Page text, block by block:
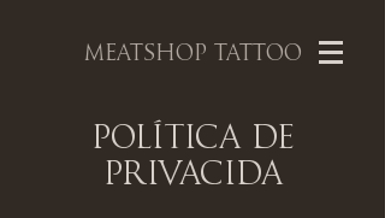
MEATSHOP TATTOO
Política de
Privacida